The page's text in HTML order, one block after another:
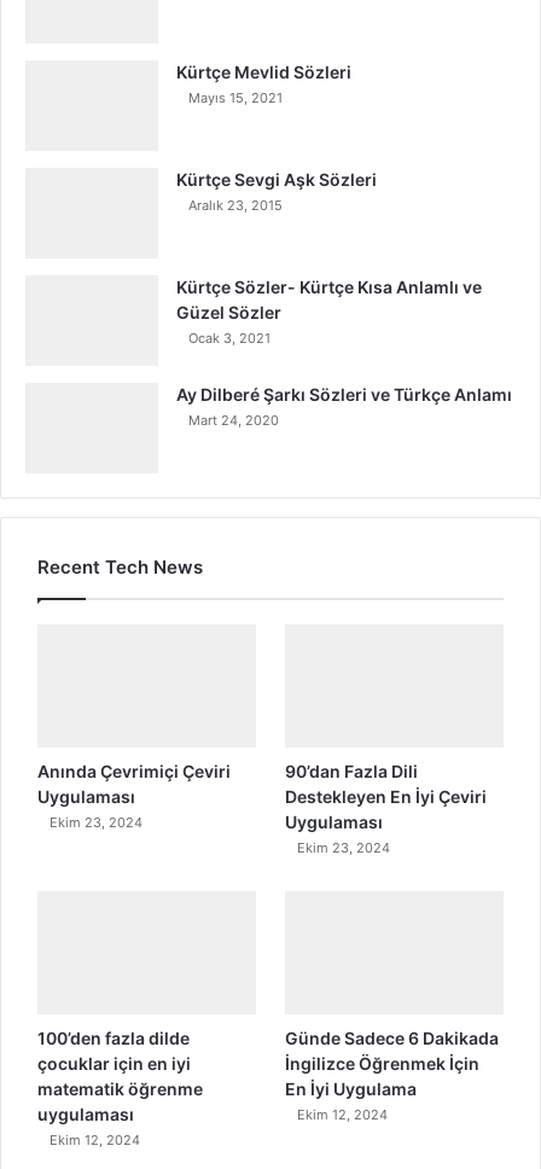
Kürtçe Mevlid Sözleri
Mayıs 15, 2021
Kürtçe Sevgi Aşk Sözleri
Aralık 23, 2015
Kürtçe Sözler- Kürtçe Kısa Anlamlı ve
Güzel Sözler
Ocak 3, 2021
Ay Dilberé Şarkı Sözleri ve Türkçe Anlamı
Mart 24, 2020
Recent Tech News
Anında Çevrimiçi Çeviri
Uygulaması
Ekim 23, 2024
90’dan Fazla Dili
Destekleyen En İyi Çeviri
Uygulaması
Ekim 23, 2024
100’den fazla dilde
çocuklar için en iyi
matematik öğrenme
uygulaması
Ekim 12, 2024
Günde Sadece 6 Dakikada
İngilizce Öğrenmek İçin
En İyi Uygulama
Ekim 12, 2024